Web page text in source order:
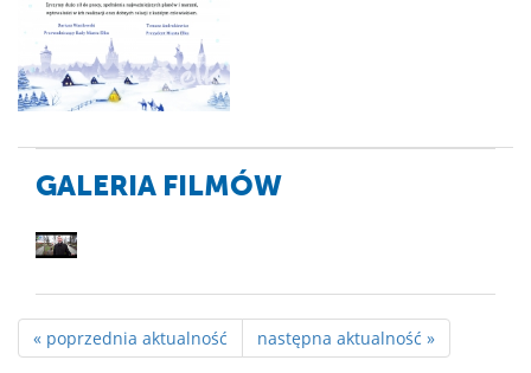
GALERIA FILMÓW
« poprzednia aktualność następna aktualność »